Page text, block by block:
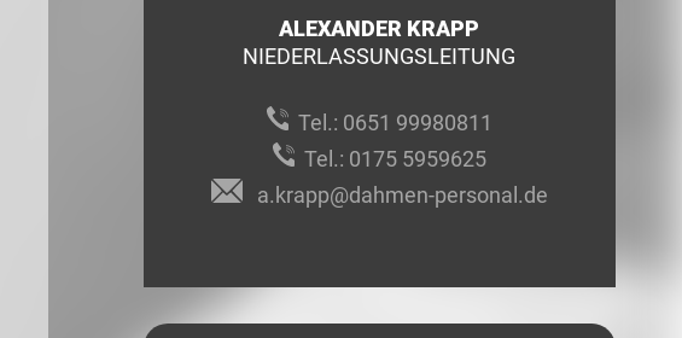
ALEXANDER KRAPP
NIEDERLASSUNGSLEITUNG
Tel.: 0651 99980811
Tel.: 0175 5959625
a.krapp@dahmen-personal.de